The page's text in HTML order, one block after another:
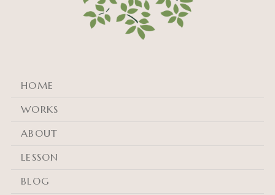
HOME
WORKS
ABOUT
LESSON
BLOG